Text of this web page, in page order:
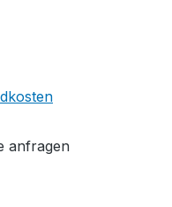
anfragen